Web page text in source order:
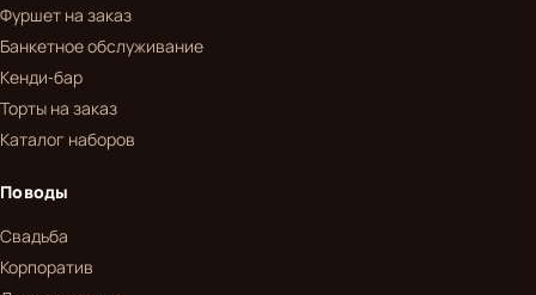
Фуршет на заказ
Банкетное обслуживание
Кенди-бар
Торты на заказ
Каталог наборов
Поводы
Свадьба
Корпоратив